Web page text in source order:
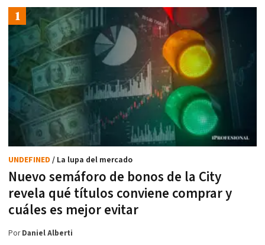
Nuevo semáforo de bonos de la City
revela qué títulos conviene comprar y
cuáles es mejor evitar
UNDEFINED / La lupa del mercado
PorDaniel Alberti